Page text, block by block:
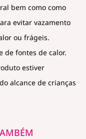
bem como como
evitar vazamento
ou frágeis.
de fontes de calor.
estiver
alcance de crianças